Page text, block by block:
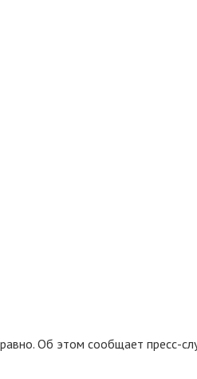
Об этом сообщает пресс-